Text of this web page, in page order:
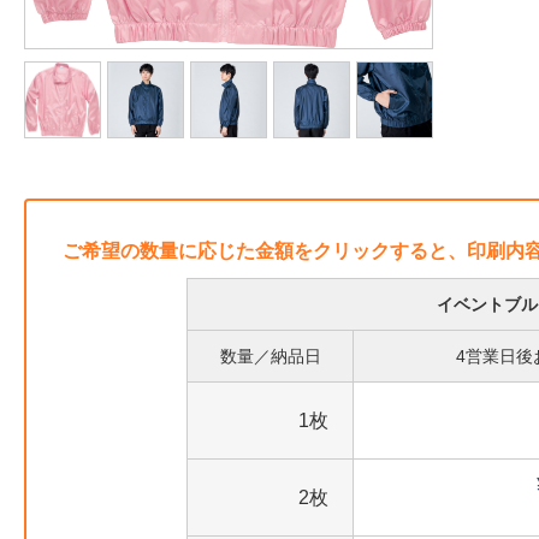
ご希望の数量に応じた金額をクリックすると、印刷内
イベントブ
数量／納品日 4営業日後
1枚
2枚